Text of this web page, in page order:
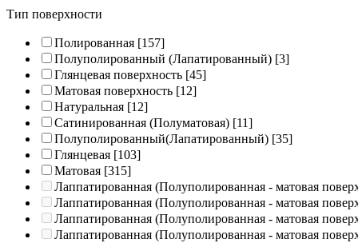
Тип поверхности
Полированная [157]
Полуполированный (Лапатированный) [3]
Глянцевая поверхность [45]
Матовая поверхность [12]
Натуральная [12]
Сатинированная (Полуматовая) [11]
Полуполированный(Лапатированный) [35]
Глянцевая [103]
Матовая [315]
Лаппатированная (Полуполированная - матовая
Лаппатированная (Полуполированная - матовая
Лаппатированная (Полуполированная - матовая
Лаппатированная (Полуполированная - матовая